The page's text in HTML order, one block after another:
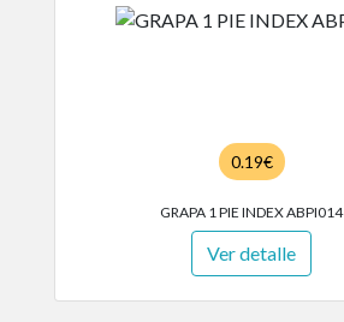
0.19€
GRAPA 1 PIE INDEX ABPI014
Ver detalle